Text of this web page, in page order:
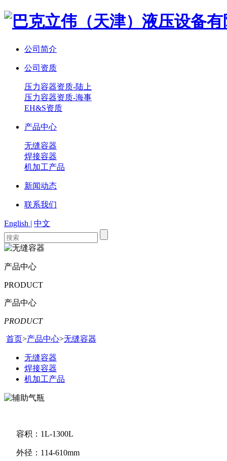
公司简介
公司资质
压力容器资质-陆上
压力容器资质-海事
EH&S资质
产品中心
无缝容器
焊接容器
机加工产品
新闻动态
联系我们
English | 中文
产品中心
PRODUCT
产品中心
PRODUCT
首页>产品中心>无缝容器
无缝容器
焊接容器
机加工产品
容积： 1L-1300L
外径： 114-610mm